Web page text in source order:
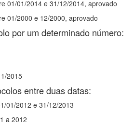
01/01/2014 e 31/12/2014, aprovado
01/2000 e 12/2000, aprovado
por um determinado número:
2015
entre duas datas:
01/2012 e 31/12/2013
a 2012